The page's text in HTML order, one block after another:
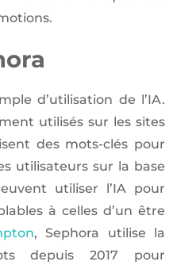
d’utilisation de l’IA.
utilisés sur les sites
des mots-clés pour
utilisateurs sur la base
utiliser l’IA pour
à celles d’un être
, Sephora utilise la
depuis 2017 pour